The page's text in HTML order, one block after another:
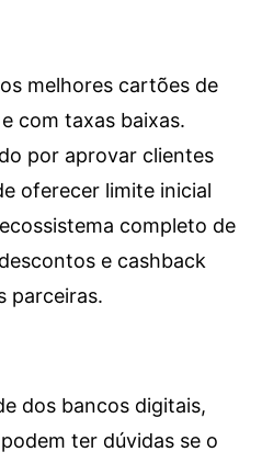
melhores cartões de
com taxas baixas.
por aprovar clientes
oferecer limite inicial
completo de
e cashback
parceiras.
dos bancos digitais,
ter dúvidas se o